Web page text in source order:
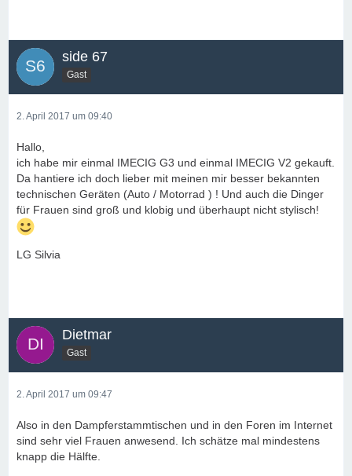
side 67
Gast
2. April 2017 um 09:40
Hallo,
ich habe mir einmal IMECIG G3 und einmal IMECIG V2 gekauft.
Da hantiere ich doch lieber mit meinen mir besser bekannten
technischen Geräten (Auto / Motorrad ) ! Und auch die Dinger
für Frauen sind groß und klobig und überhaupt nicht stylisch!
LG Silvia
Dietmar
Gast
2. April 2017 um 09:47
Also in den Dampferstammtischen und in den Foren im Internet
sind sehr viel Frauen anwesend. Ich schätze mal mindestens
knapp die Hälfte.